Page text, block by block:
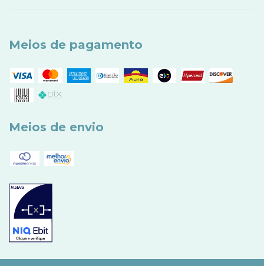
Meios de pagamento
Meios de envio